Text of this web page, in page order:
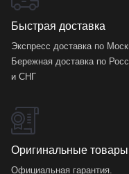
Быстрая доставка
Экспресс доставка по
Бережная доставка по
и СНГ
Оригинальные товары
Официальная гарантия.